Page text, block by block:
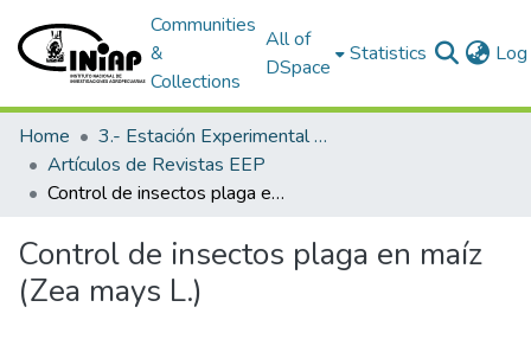
Communities
&
Collections
All of
DSpace
Statistics
Home
3.- Estación Experimental Portoviejo
Artículos de Revistas EEP
Control de insectos plaga en maíz (Zea mays L.)
Control de insectos plaga en maíz
(Zea mays L.)